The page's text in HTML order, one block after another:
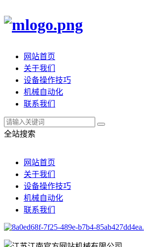
网站首页
关于我们
设备操作技巧
机械自动化
联系我们
全站搜索
网站首页
关于我们
设备操作技巧
机械自动化
联系我们